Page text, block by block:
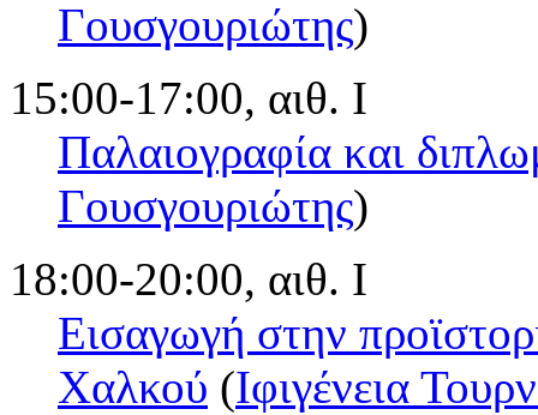
Γουσγουριώτης)
15:00-17:00, αιθ. Ι
Παλαιογραφία και
Γουσγουριώτης)
18:00-20:00, αιθ. Ι
Εισαγωγή στην
Χαλκού (Ιφιγένεια